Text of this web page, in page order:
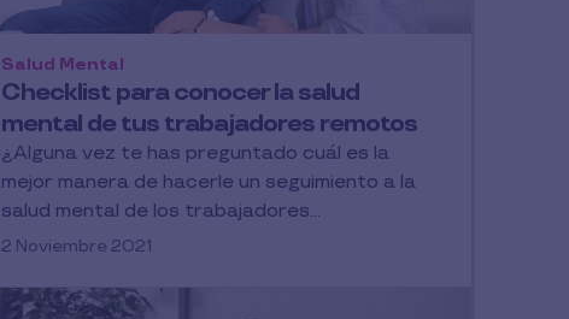
Checklist para conocer la salud
mental de tus trabajadores remotos
Salud Mental
¿Alguna vez te has preguntado cuál es la
mejor manera de hacerle un seguimiento a la
salud mental de los trabajadores...
2 Noviembre 2021